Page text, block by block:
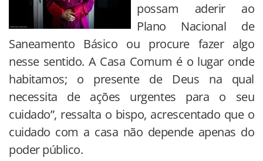
possam aderir ao
Plano Nacional de
Saneamento Básico ou procure fazer algo
nesse sentido. A Casa Comum é o lugar onde
habitamos; o presente de Deus na qual
necessita de ações urgentes para o seu
cuidado”, ressalta o bispo, acrescentado que o
cuidado com a casa não depende apenas do
poder público.